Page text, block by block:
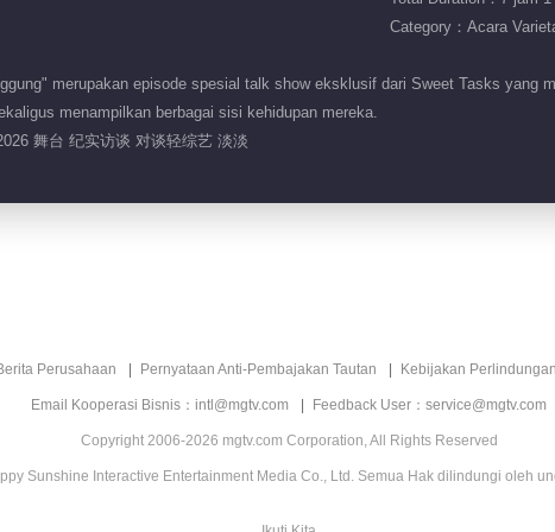
Category：Acara
merupakan episode spesial talk show eksklusif dari Sweet Tasks yang
menampilkan berbagai sisi kehidupan mereka.
舞台 纪实访谈 对谈轻综艺 淡淡
Perusahaan Pernyataan Anti-Pembajakan Tautan Kebijakan
Email Kooperasi Bisnis：intl@mgtv.com Feedback User：service@mgtv.com
Copyright 2006-2026 mgtv.com Corporation, All Rights Reserved
Sunshine Interactive Entertainment Media Co., Ltd. Semua Hak dilindungi oleh